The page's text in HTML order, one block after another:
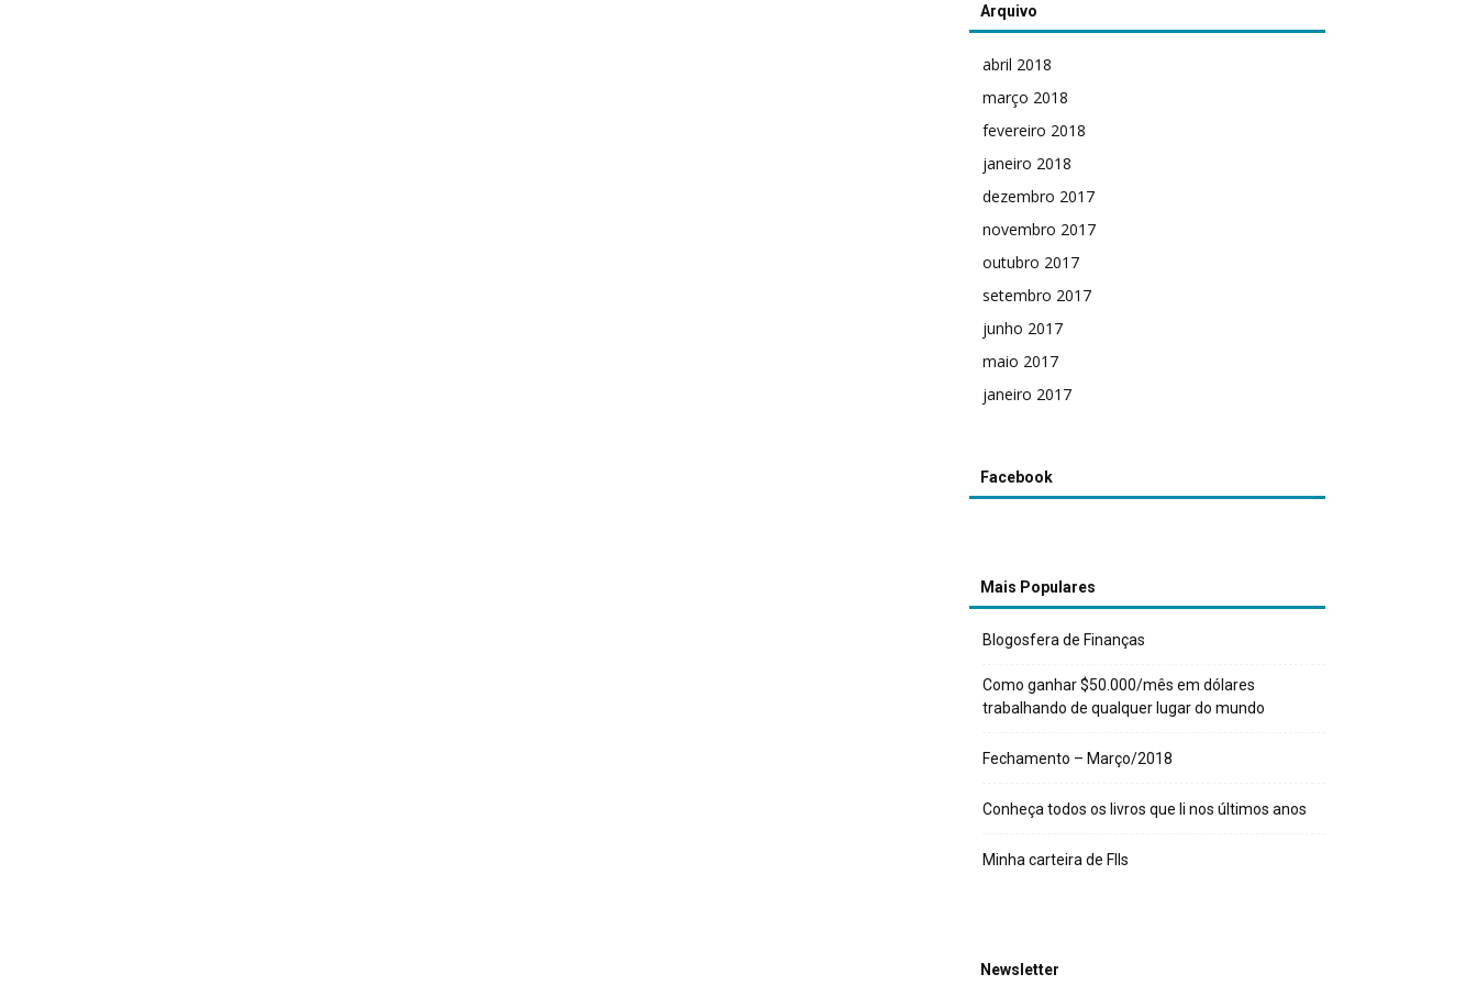
Arquivo
abril 2018
março 2018
fevereiro 2018
janeiro 2018
dezembro 2017
novembro 2017
outubro 2017
setembro 2017
junho 2017
maio 2017
janeiro 2017
Facebook
Mais Populares
Blogosfera de Finanças
Como ganhar $50.000/mês em dólares
trabalhando de qualquer lugar do mundo
Fechamento – Março/2018
Conheça todos os livros que li nos últimos anos
Minha carteira de FIIs
Newsletter